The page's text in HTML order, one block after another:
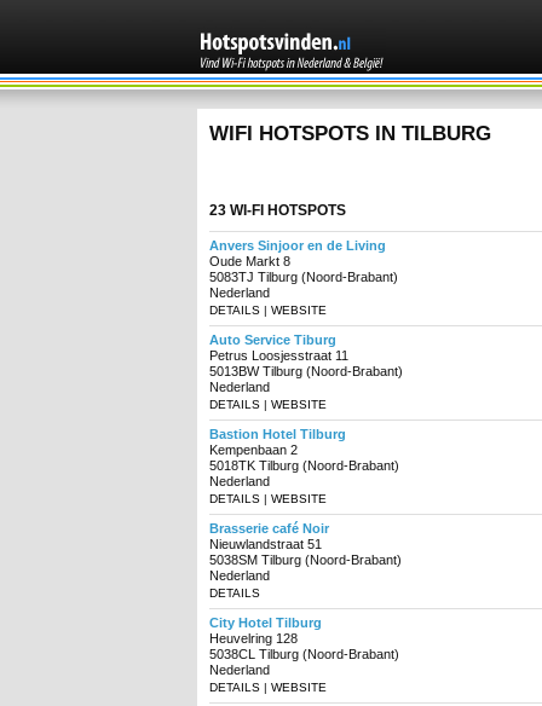
WIFI HOTSPOTS IN TILBURG
23 WI-FI HOTSPOTS
Anvers Sinjoor en de Living
Oude Markt 8
5083TJ Tilburg (Noord-Brabant)
Nederland
DETAILS | WEBSITE
Auto Service Tiburg
Petrus Loosjesstraat 11
5013BW Tilburg (Noord-Brabant)
Nederland
DETAILS | WEBSITE
Bastion Hotel Tilburg
Kempenbaan 2
5018TK Tilburg (Noord-Brabant)
Nederland
DETAILS | WEBSITE
Brasserie café Noir
Nieuwlandstraat 51
5038SM Tilburg (Noord-Brabant)
Nederland
DETAILS
City Hotel Tilburg
Heuvelring 128
5038CL Tilburg (Noord-Brabant)
Nederland
DETAILS | WEBSITE